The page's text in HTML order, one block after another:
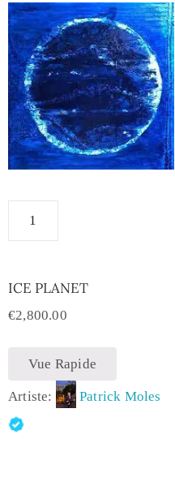
ICE PLANET
€2,800.00
Vue Rapide
Artiste: Patrick Moles